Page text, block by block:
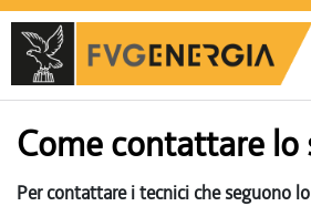
Come contattare lo
Per contattare i tecnici che seguono